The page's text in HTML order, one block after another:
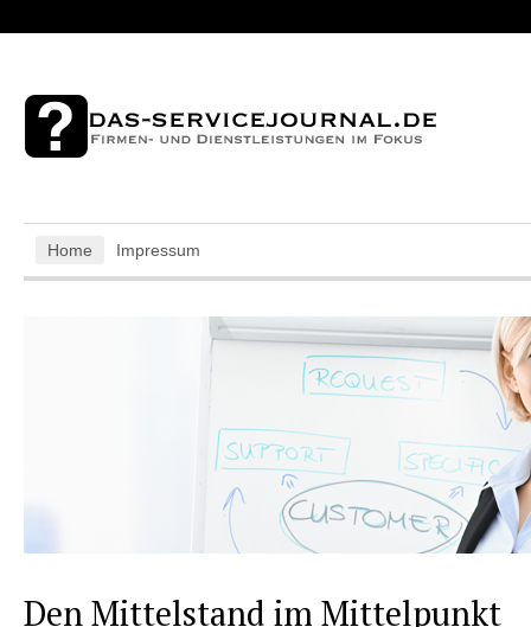
Home Impressum
Den Mittelstand im Mittelpunkt